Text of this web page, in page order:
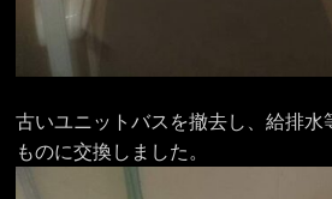
古いユニットバスを撤去し、給排水
ものに交換しました。